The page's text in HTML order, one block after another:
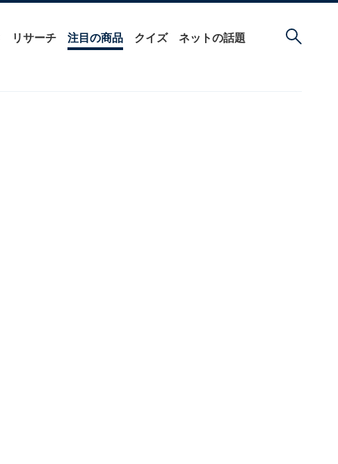
リサーチ 注目の商品 クイズ ネットの話題